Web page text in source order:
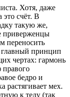
Хотя, даже
это счёт. В
такую же,
приверженцы
переносить
принцип
чертах: гармонь
правого
бедро и
растягивает мех.
к телу (так